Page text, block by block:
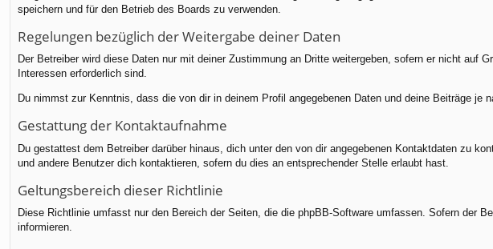
speichern und für den Betrieb des Boards zu verwenden.
Regelungen bezüglich der Weitergabe deiner Daten
Der Betreiber wird diese Daten nur mit deiner Zustimmung an Dritte weitergeben, sofern er nicht auf
Interessen erforderlich sind.
Du nimmst zur Kenntnis, dass die von dir in deinem Profil angegebenen Daten und deine Beiträge
Gestattung der Kontaktaufnahme
Du gestattest dem Betreiber darüber hinaus, dich unter den von dir angegebenen Kontaktdaten zu
und andere Benutzer dich kontaktieren, sofern du dies an entsprechender Stelle erlaubt hast.
Geltungsbereich dieser Richtlinie
Diese Richtlinie umfasst nur den Bereich der Seiten, die die phpBB-Software umfassen. Sofern der
informieren.